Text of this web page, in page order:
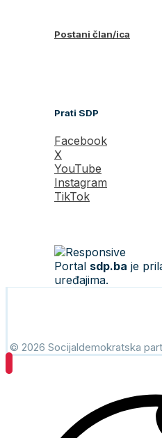
Postani član/ica
Prati SDP
Facebook
X
YouTube
Instagram
TikTok
Portal sdp.ba je
uređajima.
© 2026 Socijaldemokratska